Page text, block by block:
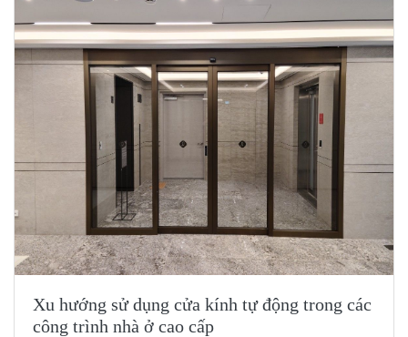
Xu hướng sử dụng cửa kính tự động trong các
công trình nhà ở cao cấp